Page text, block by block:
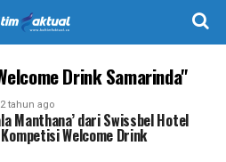
Drink Samarinda"
2 tahun ago
Manthana’ dari Swissbel Hotel
Welcome Drink